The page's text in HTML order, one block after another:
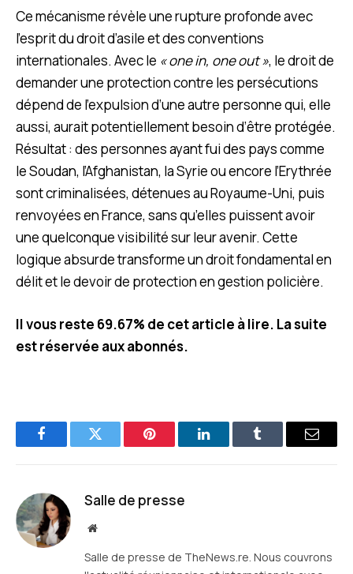
Ce mécanisme révèle une rupture profonde avec
l’esprit du droit d’asile et des conventions
internationales. Avec le « one in, one out », le droit de
demander une protection contre les persécutions
dépend de l’expulsion d’une autre personne qui, elle
aussi, aurait potentiellement besoin d’être protégée.
Résultat : des personnes ayant fui des pays comme
le Soudan, l’Afghanistan, la Syrie ou encore l’Erythrée
sont criminalisées, détenues au Royaume-Uni, puis
renvoyées en France, sans qu’elles puissent avoir
une quelconque visibilité sur leur avenir. Cette
logique absurde transforme un droit fondamental en
délit et le devoir de protection en gestion policière.
Il vous reste 69.67% de cet article à lire. La suite
est réservée aux abonnés.
FacebookTwitter Pinterest LinkedInTumblr
E-
Salle de presse
Site
Salle de presse de TheNews.re. Nous couvrons